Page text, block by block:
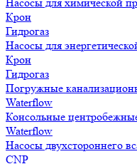
Крон
Гидрогаз
Насосы для
Крон
Гидрогаз
Погружные
Waterflow
Консольные
Waterflow
Насосы двухстороннего
CNP